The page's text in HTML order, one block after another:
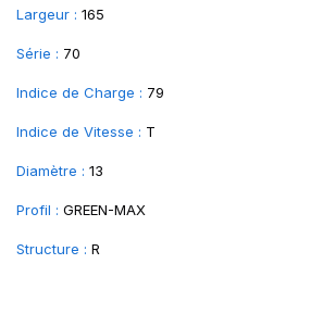
Largeur : 165
Série : 70
Indice de Charge : 79
Indice de Vitesse : T
Diamètre : 13
Profil : GREEN-MAX
Structure : R